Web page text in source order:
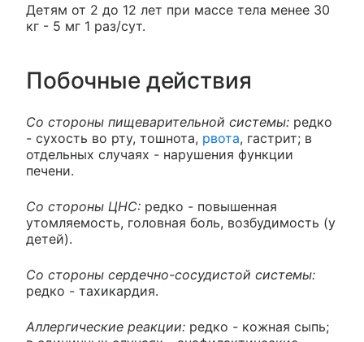
Детям от 2 до 12 лет при массе тела менее 30
кг - 5 мг 1 раз/сут.
Побочные действия
Со стороны пищеварительной системы: редко
- сухость во рту, тошнота, рвота, гастрит; в
отдельных случаях - нарушения функции
печени.
Со стороны ЦНС: редко - повышенная
утомляемость, головная боль, возбудимость (у
детей).
Со стороны сердечно-сосудистой системы:
редко - тахикардия.
Аллергические реакции: редко - кожная сыпь;